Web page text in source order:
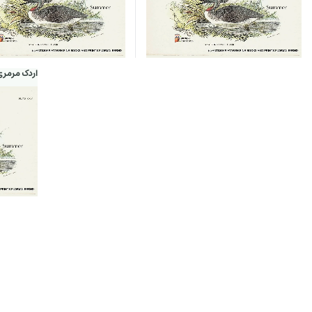
اردک